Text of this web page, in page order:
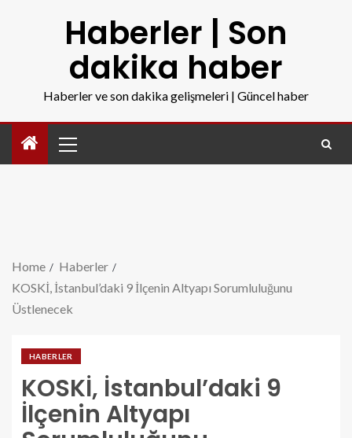
Haberler | Son
dakika haber
Haberler ve son dakika gelişmeleri | Güncel haber
Home
Haberler
KOSKİ, İstanbul’daki 9 İlçenin Altyapı Sorumluluğunu
Üstlenecek
HABERLER
KOSKİ, İstanbul’daki 9
İlçenin Altyapı